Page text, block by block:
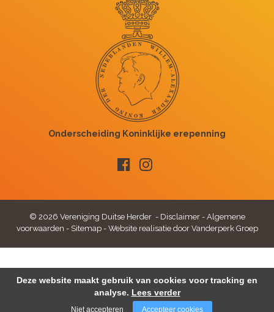
© 2026 Vereniging Duitse Herder - Disclaimer- Algemene
voorwaarden - Sitemap- Website realisatie door Vanderperk Groep
Deze website maakt gebruik van cookies voor tracking en
analyse. Lees verder
Niet accepteren Accepteer cookies